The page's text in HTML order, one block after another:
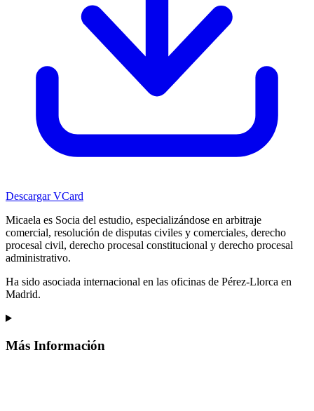
Descargar VCard
Micaela es Socia del estudio, especializándose en arbitraje
comercial, resolución de disputas civiles y comerciales, derecho
procesal civil, derecho procesal constitucional y derecho procesal
administrativo.
Ha sido asociada internacional en las oficinas de Pérez-Llorca en
Madrid.
Más Información